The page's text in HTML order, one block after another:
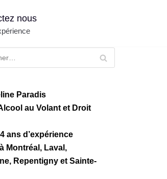
nous
Paradis
au Volant et Droit
ans d’expérience
Montréal, Laval,
Repentigny et Sainte-